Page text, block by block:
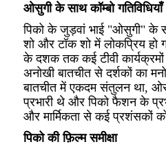
ओसुगी के साथ कॉम्बो गतिविधियाँ
पिको के जुड़वां भाई "ओसुगी" के
शो और टॉक शो में लोकप्रिय हो
के दशक तक कई टीवी
अनोखी बातचीत से दर्शकों का
बातचीत में एकदम संतुलन था,
प्रभारी थे और पिको फैशन के
और मार्मिकता से कई प्रशंसकों
पिको की फ़िल्म समीक्षा